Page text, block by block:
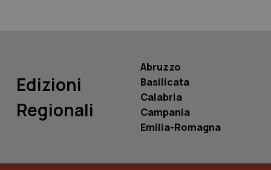
Edizioni
Regionali
Abruzzo
Basilicata
Calabria
Campania
Emilia-Romagna